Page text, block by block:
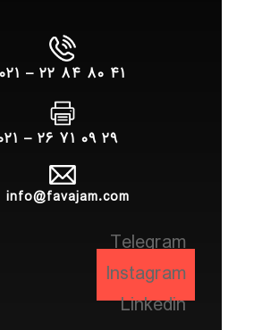
۴۱ ۸۰ ۸۴ ۲۲ – ۰۲۱
۲۹ ۰۹ ۷۱ ۲۶ – ۰۲۱
info@favajam.com
Telegram
Instagram
Linkedin